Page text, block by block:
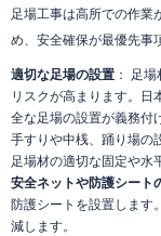
足場工事は高所での作業
め、安全確保が最優先事
適切な足場の設置 ： 足
リスクが高まります。日
全な足場の設置が義務付
手すりや中桟、踊り場の
足場材の適切な固定や水
安全ネットや防護シート
防護シートを設置します
減します。